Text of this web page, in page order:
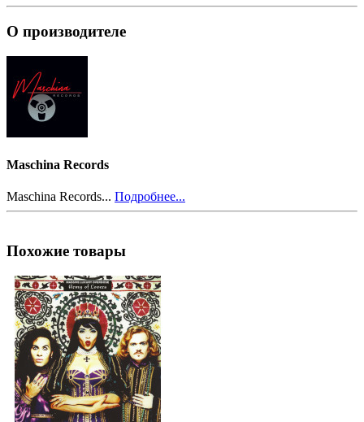
О производителе
Maschina Records
Maschina Records... Подробнее...
Похожие товары